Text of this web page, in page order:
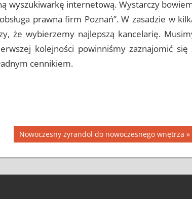
wyszukiwarkę internetową. Wystarczy
prawna firm Poznań”. W zasadzie w
że wybierzemy najlepszą kancelarię.
kolejności powinniśmy zaznajomić się
cennikiem.
Next
Nowoczesny żyrandol do nowoczesnego wnętrza